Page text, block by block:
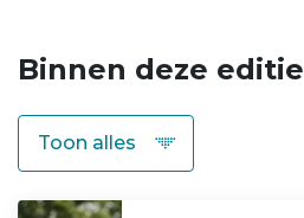
Binnen deze editie